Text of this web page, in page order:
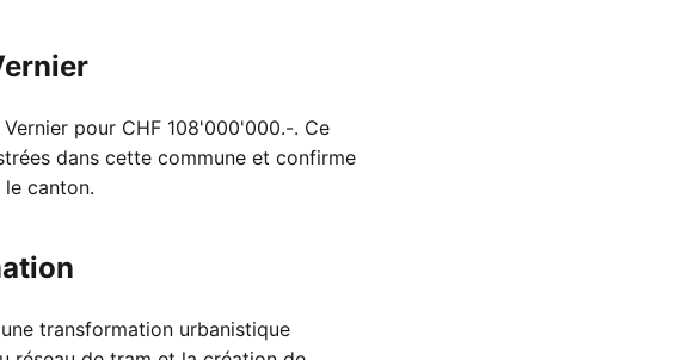
pour CHF 108'000'000.-. Ce
dans cette commune et confirme
canton.
transformation urbanistique